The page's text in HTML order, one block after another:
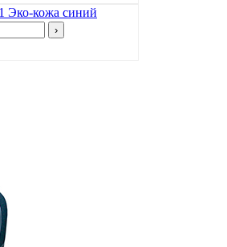
Эко-кожа синий
›